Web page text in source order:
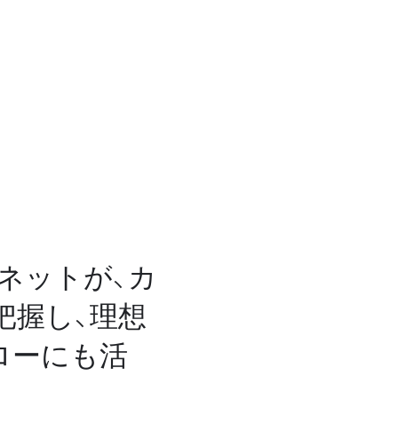
トが、カ
し、理想
ーにも活